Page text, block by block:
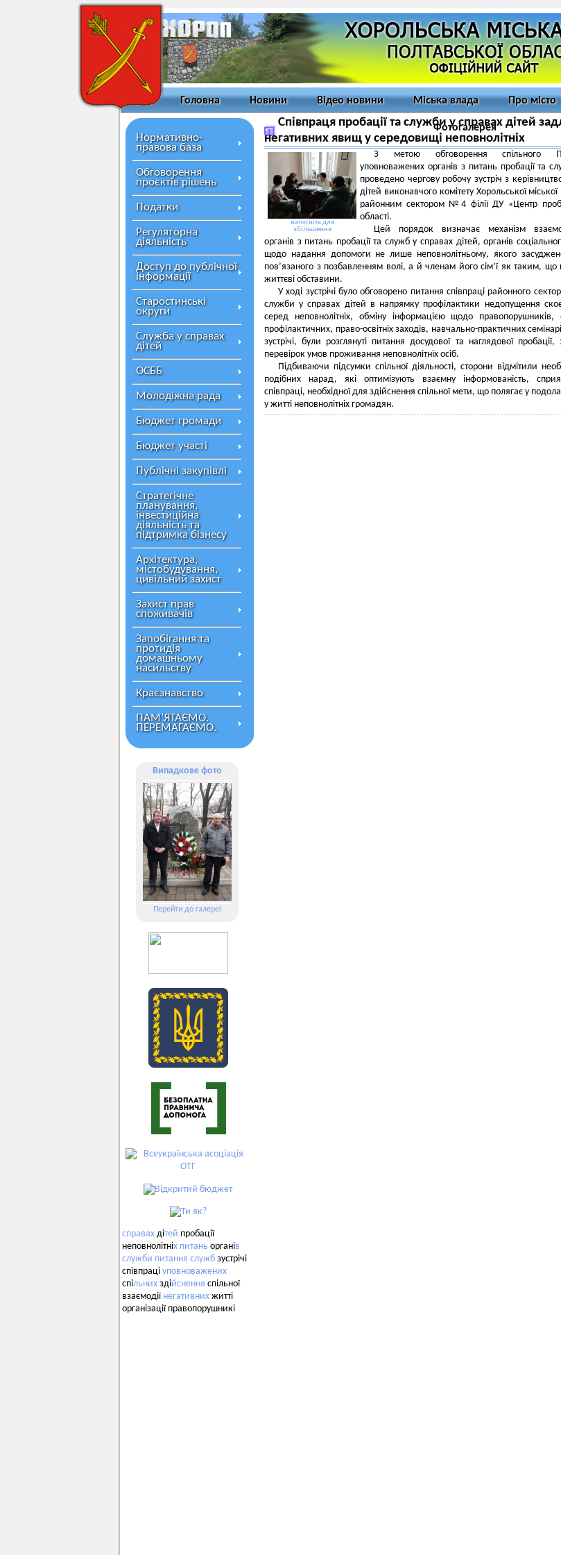
Головна Новини Відео новини Міська влада Про місто
Фотогалерея
Нормативно-
правова база
Обговорення
проєктів рішень
Податки
Регуляторна
діяльність
Доступ до публічної
інформації
Старостинські
округи
Служба у справах
дітей
ОСББ
Молодіжна рада
Бюджет громади
Бюджет участі
Публічні закупівлі
Стратегічне
планування,
інвестиційна
діяльність та
підтримка бізнесу
Архітектура,
містобудування,
цивільний захист
Захист прав
споживачів
Запобігання та
протидія
домашньому
насильству
Краєзнавство
ПАМ’ЯТАЄМО.
ПЕРЕМАГАЄМО.
Випадкове фото
Перейти до галереї
справах дітей пробації
неповнолітніх питань органів
служби питання служб зустрічі
співпраці уповноважених
спільних здійснення спільної
взаємодії негативних житті
організації правопорушникі
Співпраця пробації та служби у справах дітей
негативних явищ у середовищі неповнолітніх
натисніть для
збільшення
З метою обговорення спільного
уповноважених органів з питань пробації та
проведено чергову робочу зустріч з
дітей виконавчого комітету Хорольської
районним сектором №4 філії ДУ «Центр
області.
Цей порядок визначає механізм
органів з питань пробації та служб у справах дітей, органів
щодо надання допомоги не лише неповнолітньому, якого
пов’язаного з позбавленням волі, а й членам його сім’ї як таким, що
життєві обставини.
У ході зустрічі було обговорено питання співпраці районного
служби у справах дітей в напрямку профілактики недопущення
серед неповнолітніх, обміну інформацією щодо правопорушників,
профілактичних, право-освітніх заходів, навчально-практичних
зустрічі, були розглянуті питання досудової та наглядової пробації,
перевірок умов проживання неповнолітніх осіб.
Підбиваючи підсумки спільної діяльності, сторони відмітили
подібних нарад, які оптимізують взаємну інформованість,
співпраці, необхідної для здійснення спільної мети, що полягає у
у житті неповнолітніх громадян.